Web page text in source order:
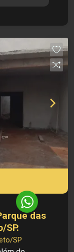
escolas e
referente
de meus
das
SP.
SP